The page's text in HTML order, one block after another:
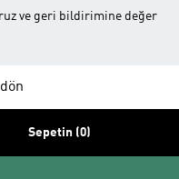
ve geri bildirimine değer
Sepetin (0)